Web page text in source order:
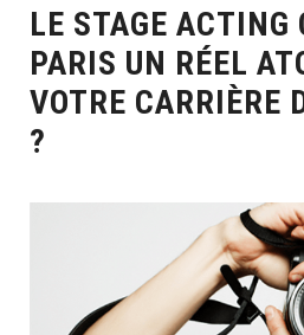
LE STAGE ACTING
PARIS UN RÉEL
VOTRE CARRIÈRE
?